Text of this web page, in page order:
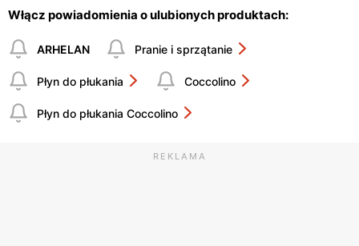
Włącz powiadomienia o ulubionych produktach:
ARHELAN Pranie i sprzątanie
Płyn do płukania Coccolino
Płyn do płukania Coccolino
REKLAMA